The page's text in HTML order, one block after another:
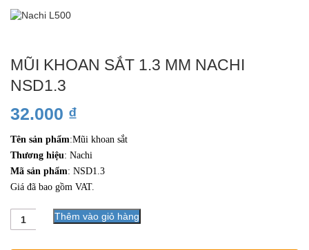
MŨI KHOAN SẮT 1.3 MM NACHI
NSD1.3
32.000 ₫
Tên sản phẩm:Mũi khoan sắt
Thương hiệu: Nachi
Mã sản phẩm: NSD1.3
Giá đã bao gồm VAT.
Số
lượng
Thêm vào giỏ hàng